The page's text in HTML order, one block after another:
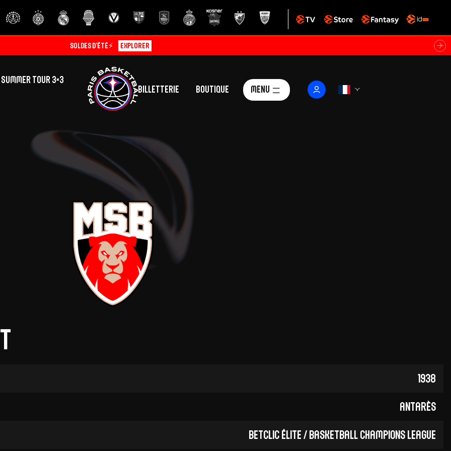
Soldes d’été⚡ Explorer
SUMMER TOUR 3×3
Billetterie Boutique Menu
Centre de Formation
Présentation
La vie au centre
Effectif
Camps
Adidas Arena
1938
Antarès
Betclic ÉLITE / Basketball Champions League